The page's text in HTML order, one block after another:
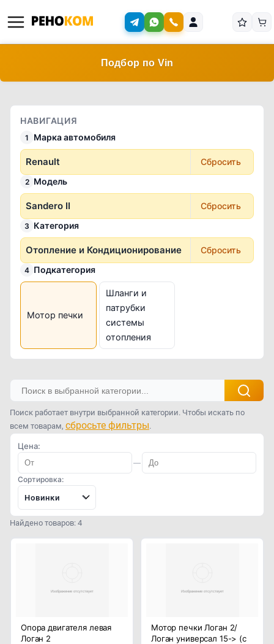
Подбор по Vin
НАВИГАЦИЯ
1 Марка автомобиля
Renault Сбросить
2 Модель
Sandero II Сбросить
3 Категория
Отопление и Кондиционирование Сбросить
4 Подкатегория
Мотор печки
Шланги и
патрубки
системы
отопления
Поиск работает внутри выбранной категории. Чтобы искать по
всем товарам, сбросьте фильтры.
Цена:
—
Сортировка:
Новинки
Найдено товаров: 4
Опора двигателя левая
Логан 2
Мотор печки Логан 2/
Логан универсал 15-> (с